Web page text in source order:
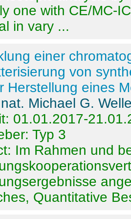
one with CE/MC-
in vary ...
einer
von
Herstellung eines
Michael G.
01.01.2017-
Typ 3
Im Rahmen und
Quantitative